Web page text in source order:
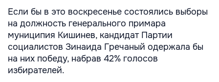
Если бы в это воскресенье состоялись выборы
на должность генерального примара
муниципия Кишинев, кандидат Партии
социалистов Зинаида Гречаный одержала бы
на них победу, набрав 42% голосов
избирателей.